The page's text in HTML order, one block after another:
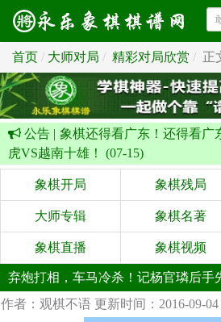
首页 大师对局 精彩对局欣赏 正
公告 | 象棋还得看广东！还得看广
虎VS越南十雄！ (07-15)
象棋开局 象棋残局
大师专辑 象棋名著
象棋直播 象棋视频
弃炮打相，车马冷杀！记杨官璘后手
作者：观棋不语 更新时间：2016-09-04